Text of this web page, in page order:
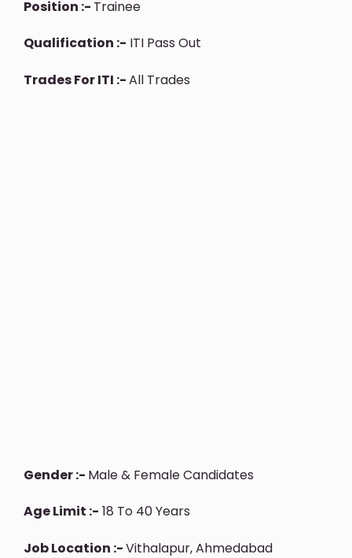
Position :- Trainee
Qualification :- ITI Pass Out
Trades For ITI :-All Trades
Gender :- Male & Female Candidates
Age Limit :- 18 To 40 Years
Job Location :-Vithalapur, Ahmedabad